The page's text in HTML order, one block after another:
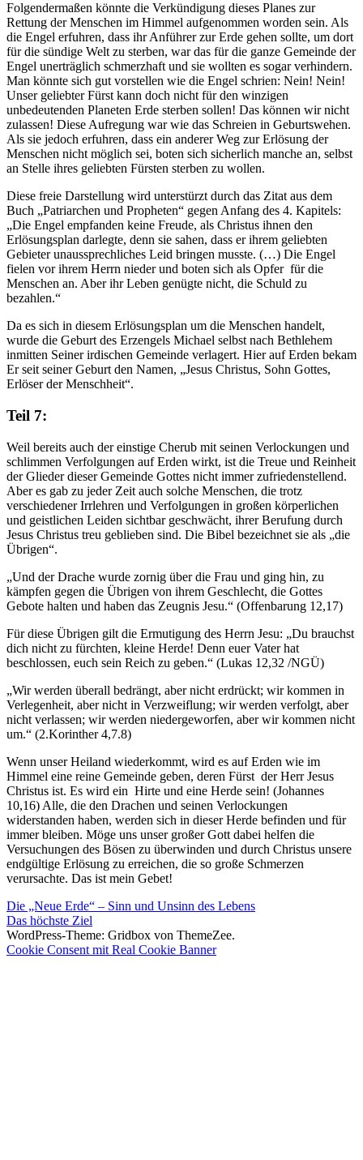
Folgendermaßen könnte die Verkündigung dieses Planes zur
Rettung der Menschen im Himmel aufgenommen worden sein. Als
die Engel erfuhren, dass ihr Anführer zur Erde gehen sollte, um dort
für die sündige Welt zu sterben, war das für die ganze Gemeinde der
Engel unerträglich schmerzhaft und sie wollten es sogar verhindern.
Man könnte sich gut vorstellen wie die Engel schrien: Nein! Nein!
Unser geliebter Fürst kann doch nicht für den winzigen
unbedeutenden Planeten Erde sterben sollen! Das können wir nicht
zulassen! Diese Aufregung war wie das Schreien in Geburtswehen.
Als sie jedoch erfuhren, dass ein anderer Weg zur Erlösung der
Menschen nicht möglich sei, boten sich sicherlich manche an, selbst
an Stelle ihres geliebten Fürsten sterben zu wollen.
Diese freie Darstellung wird unterstürzt durch das Zitat aus dem
Buch „Patriarchen und Propheten“ gegen Anfang des 4. Kapitels:
„Die Engel empfanden keine Freude, als Christus ihnen den
Erlösungsplan darlegte, denn sie sahen, dass er ihrem geliebten
Gebieter unaussprechliches Leid bringen musste. (…) Die Engel
fielen vor ihrem Herrn nieder und boten sich als Opfer für die
Menschen an. Aber ihr Leben genügte nicht, die Schuld zu
bezahlen.“
Da es sich in diesem Erlösungsplan um die Menschen handelt,
wurde die Geburt des Erzengels Michael selbst nach Bethlehem
inmitten Seiner irdischen Gemeinde verlagert. Hier auf Erden bekam
Er seit seiner Geburt den Namen, „Jesus Christus, Sohn Gottes,
Erlöser der Menschheit“.
Teil 7:
Weil bereits auch der einstige Cherub mit seinen Verlockungen und
schlimmen Verfolgungen auf Erden wirkt, ist die Treue und Reinheit
der Glieder dieser Gemeinde Gottes nicht immer zufriedenstellend.
Aber es gab zu jeder Zeit auch solche Menschen, die trotz
verschiedener Irrlehren und Verfolgungen in großen körperlichen
und geistlichen Leiden sichtbar geschwächt, ihrer Berufung durch
Jesus Christus treu geblieben sind. Die Bibel bezeichnet sie als „die
Übrigen“.
„Und der Drache wurde zornig über die Frau und ging hin, zu
kämpfen gegen die Übrigen von ihrem Geschlecht, die Gottes
Gebote halten und haben das Zeugnis Jesu.“ (Offenbarung 12,17)
Für diese Übrigen gilt die Ermutigung des Herrn Jesu: „Du brauchst
dich nicht zu fürchten, kleine Herde! Denn euer Vater hat
beschlossen, euch sein Reich zu geben.“ (Lukas 12,32 /NGÜ)
„Wir werden überall bedrängt, aber nicht erdrückt; wir kommen in
Verlegenheit, aber nicht in Verzweiflung; wir werden verfolgt, aber
nicht verlassen; wir werden niedergeworfen, aber wir kommen nicht
um.“ (2.Korinther 4,7.8)
Wenn unser Heiland wiederkommt, wird es auf Erden wie im
Himmel eine reine Gemeinde geben, deren Fürst der Herr Jesus
Christus ist. Es wird ein Hirte und eine Herde sein! (Johannes
10,16) Alle, die den Drachen und seinen Verlockungen
widerstanden haben, werden sich in dieser Herde befinden und für
immer bleiben. Möge uns unser großer Gott dabei helfen die
Versuchungen des Bösen zu überwinden und durch Christus unsere
endgültige Erlösung zu erreichen, die so große Schmerzen
verursachte. Das ist mein Gebet!
Beitragsnavigation
Vorheriger
Beitrag:
Die „Neue Erde“ – Sinn und Unsinn des Lebens
Nächster
Beitrag:
Das höchste Ziel
WordPress-Theme: Gridbox von ThemeZee.
Cookie Consent mit Real Cookie Banner